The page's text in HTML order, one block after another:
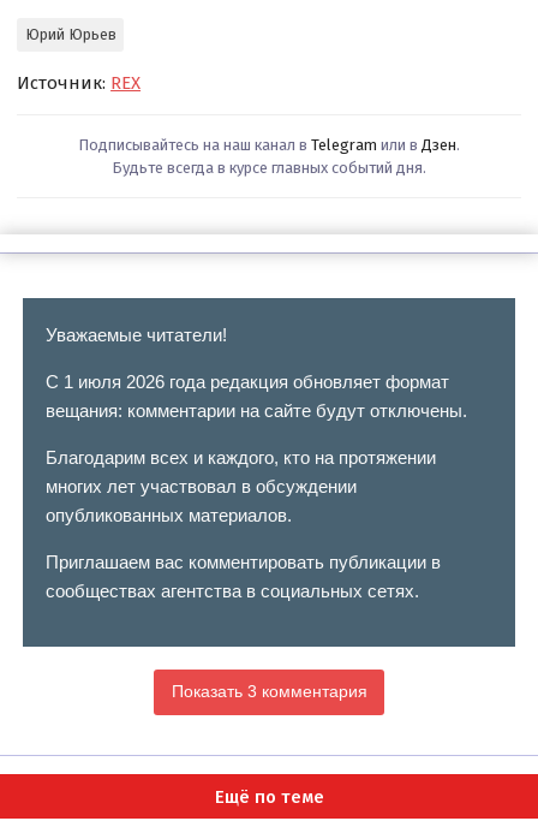
Юрий Юрьев
Источник: REX
Подписывайтесь на наш канал в Telegram или в Дзен.
Будьте всегда в курсе главных событий дня.
Уважаемые читатели!
С 1 июля 2026 года редакция обновляет формат
вещания: комментарии на сайте будут отключены.
Благодарим всех и каждого, кто на протяжении
многих лет участвовал в обсуждении
опубликованных материалов.
Приглашаем вас комментировать публикации в
сообществах агентства в социальных сетях.
Показать 3 комментария
Ещё по теме